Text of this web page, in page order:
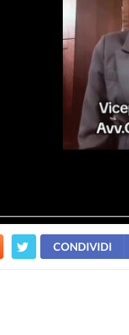
CONDIVIDI